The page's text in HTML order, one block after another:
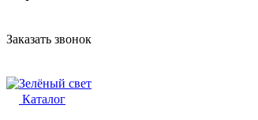
Заказать звонок
Каталог